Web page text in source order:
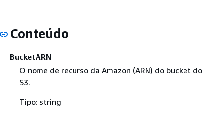
Conteúdo
BucketARN
O nome de recurso da Amazon (ARN) do bucket do
S3.
Tipo: string